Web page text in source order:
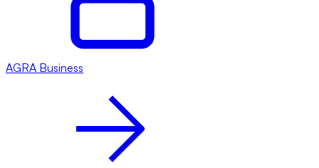
AGRA Business